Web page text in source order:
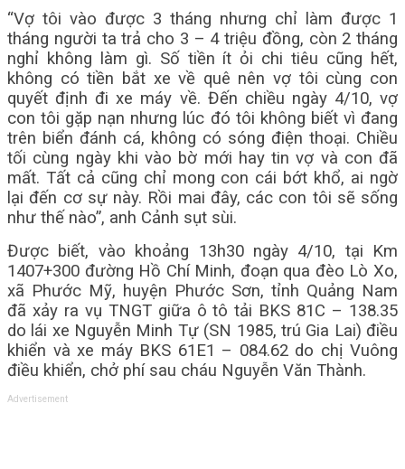
“Vợ tôi vào được 3 tháng nhưng chỉ làm được 1
tháng người ta trả cho 3 – 4 triệu đồng, còn 2 tháng
nghỉ không làm gì. Số tiền ít ỏi chi tiêu cũng hết,
không có tiền bắt xe về quê nên vợ tôi cùng con
quyết định đi xe máy về. Đến chiều ngày 4/10, vợ
con tôi gặp nạn nhưng lúc đó tôi không biết vì đang
trên biển đánh cá, không có sóng điện thoại. Chiều
tối cùng ngày khi vào bờ mới hay tin vợ và con đã
mất. Tất cả cũng chỉ mong con cái bớt khổ, ai ngờ
lại đến cơ sự này. Rồi mai đây, các con tôi sẽ sống
như thế nào”, anh Cảnh sụt sùi.
Được biết, vào khoảng 13h30 ngày 4/10, tại Km
1407+300 đường Hồ Chí Minh, đoạn qua đèo Lò Xo,
xã Phước Mỹ, huyện Phước Sơn, tỉnh Quảng Nam
đã xảy ra vụ TNGT giữa ô tô tải BKS 81C – 138.35
do lái xe Nguyễn Minh Tự (SN 1985, trú Gia Lai) điều
khiển và xe máy BKS 61E1 – 084.62 do chị Vuông
điều khiển, chở phí sau cháu Nguyễn Văn Thành.
Advertisement